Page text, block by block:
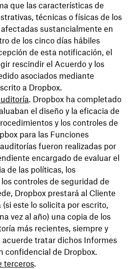
que las características de
técnicas o físicas de los
afectadas sustancialmente en
de los cinco días hábiles
de esta notificación, el
rescindir el Acuerdo y los
asociados mediante
a Dropbox.
. Dropbox ha completado
el diseño y la eficacia de
y los controles de
para las Funciones
fueron realizadas por
encargado de evaluar el
de las políticas, los
controles de seguridad de
Dropbox prestará al Cliente
este lo solicita por escrito,
vez al año) una copia de los
más recientes, siempre y
acuerde tratar dichos Informes
confidencial de Dropbox.
terceros.